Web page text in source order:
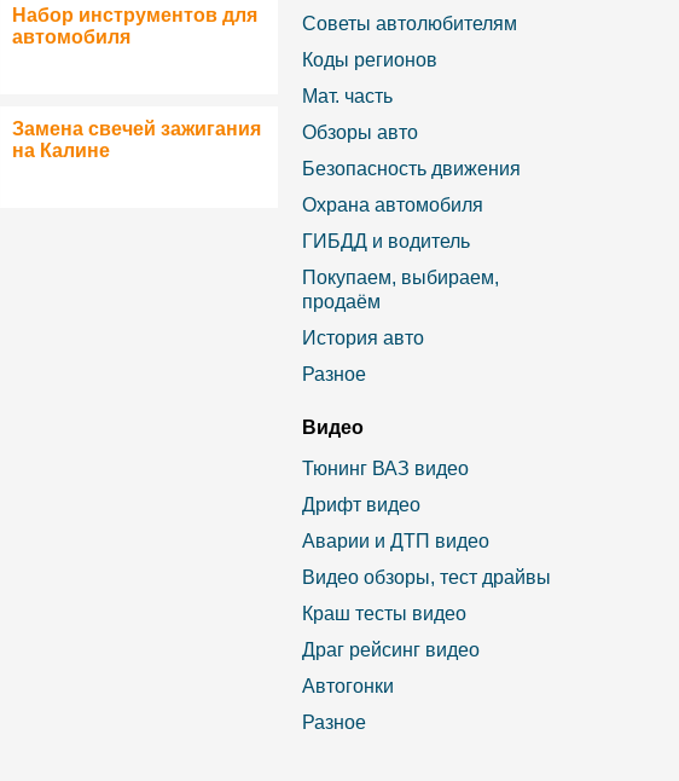
Набор инструментов для
автомобиля
Замена свечей зажигания
на Калине
Советы автолюбителям
Коды регионов
Мат. часть
Обзоры авто
Безопасность движения
Охрана автомобиля
ГИБДД и водитель
Покупаем, выбираем,
продаём
История авто
Разное
Видео
Тюнинг ВАЗ видео
Дрифт видео
Аварии и ДТП видео
Видео обзоры, тест драйвы
Краш тесты видео
Драг рейсинг видео
Автогонки
Разное